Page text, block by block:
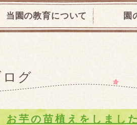
当園の教育について 園
グ
お芋の苗植えをしまし